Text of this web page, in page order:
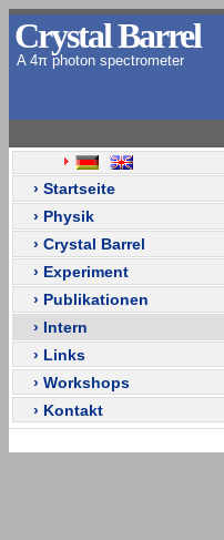
Crystal Barrel
A 4π photon spectrometer
› Startseite
› Physik
› Crystal Barrel
› Experiment
› Publikationen
› Intern
› Links
› Workshops
› Kontakt